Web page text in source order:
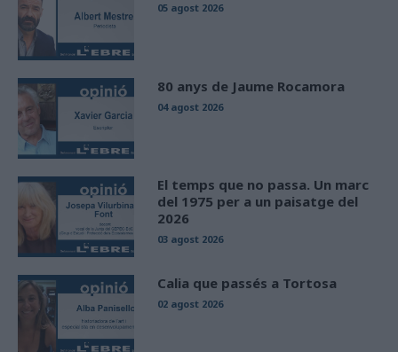
05 agost 2026
80 anys de Jaume Rocamora
04 agost 2026
El temps que no passa. Un marc
del 1975 per a un paisatge del
2026
03 agost 2026
Calia que passés a Tortosa
02 agost 2026